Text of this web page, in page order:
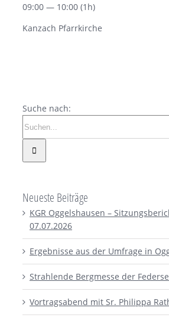
09:00 — 10:00 (1h)
Kanzach Pfarrkirche
Suche nach:
Neueste Beiträge
KGR Oggelshausen –
07.07.2026
Ergebnisse aus der Umfrage in
Strahlende Bergmesse der
Vortragsabend mit Sr. Philippa